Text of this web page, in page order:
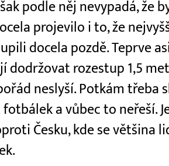
podle něj nevypadá, že
projevilo i to, že
docela pozdě. Teprve
dodržovat rozestup 1,5
neslyší. Potkám třeba
a vůbec to neřeší.
Česku, kde se většina